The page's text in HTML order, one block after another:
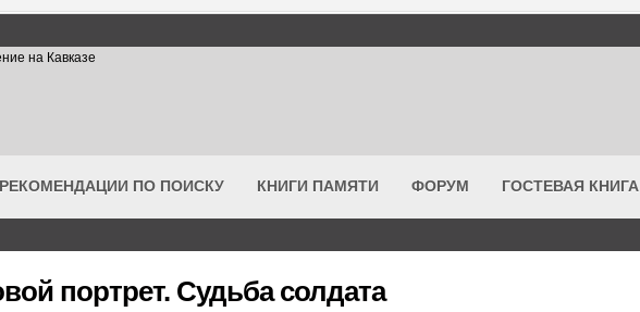
РЕКОМЕНДАЦИИ ПО ПОИСКУ КНИГИ ПАМЯТИ ФОРУМ ГОСТЕВАЯ КНИГА
портрет. Судьба солдата